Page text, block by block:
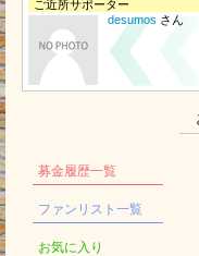
ご近所サポーター
desumos さん
募金履歴一覧
ファンリスト一覧
お気に入り